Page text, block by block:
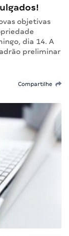
objetivas
dia 14. A
preliminar
Compartilhe